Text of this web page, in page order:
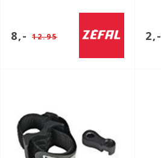
8,- 12.95 2,-